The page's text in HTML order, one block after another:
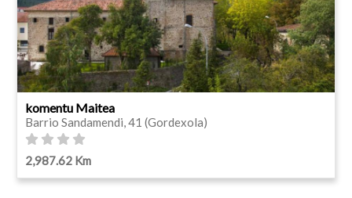
komentu Maitea
Barrio Sandamendi, 41 (Gordexola)
2,987.62 Km